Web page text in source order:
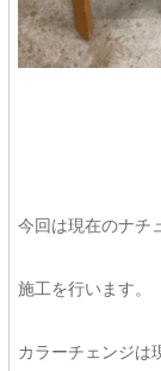
今回は現在のナチ
施工を行います。
カラーチェンジは